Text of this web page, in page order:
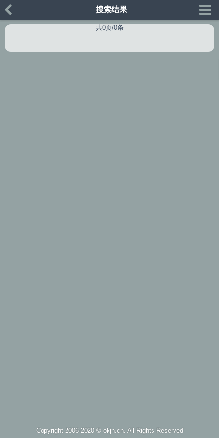
搜索结果
共0页/0条
Copyright 2006-2020 © okjn.cn. All Rights Reserved